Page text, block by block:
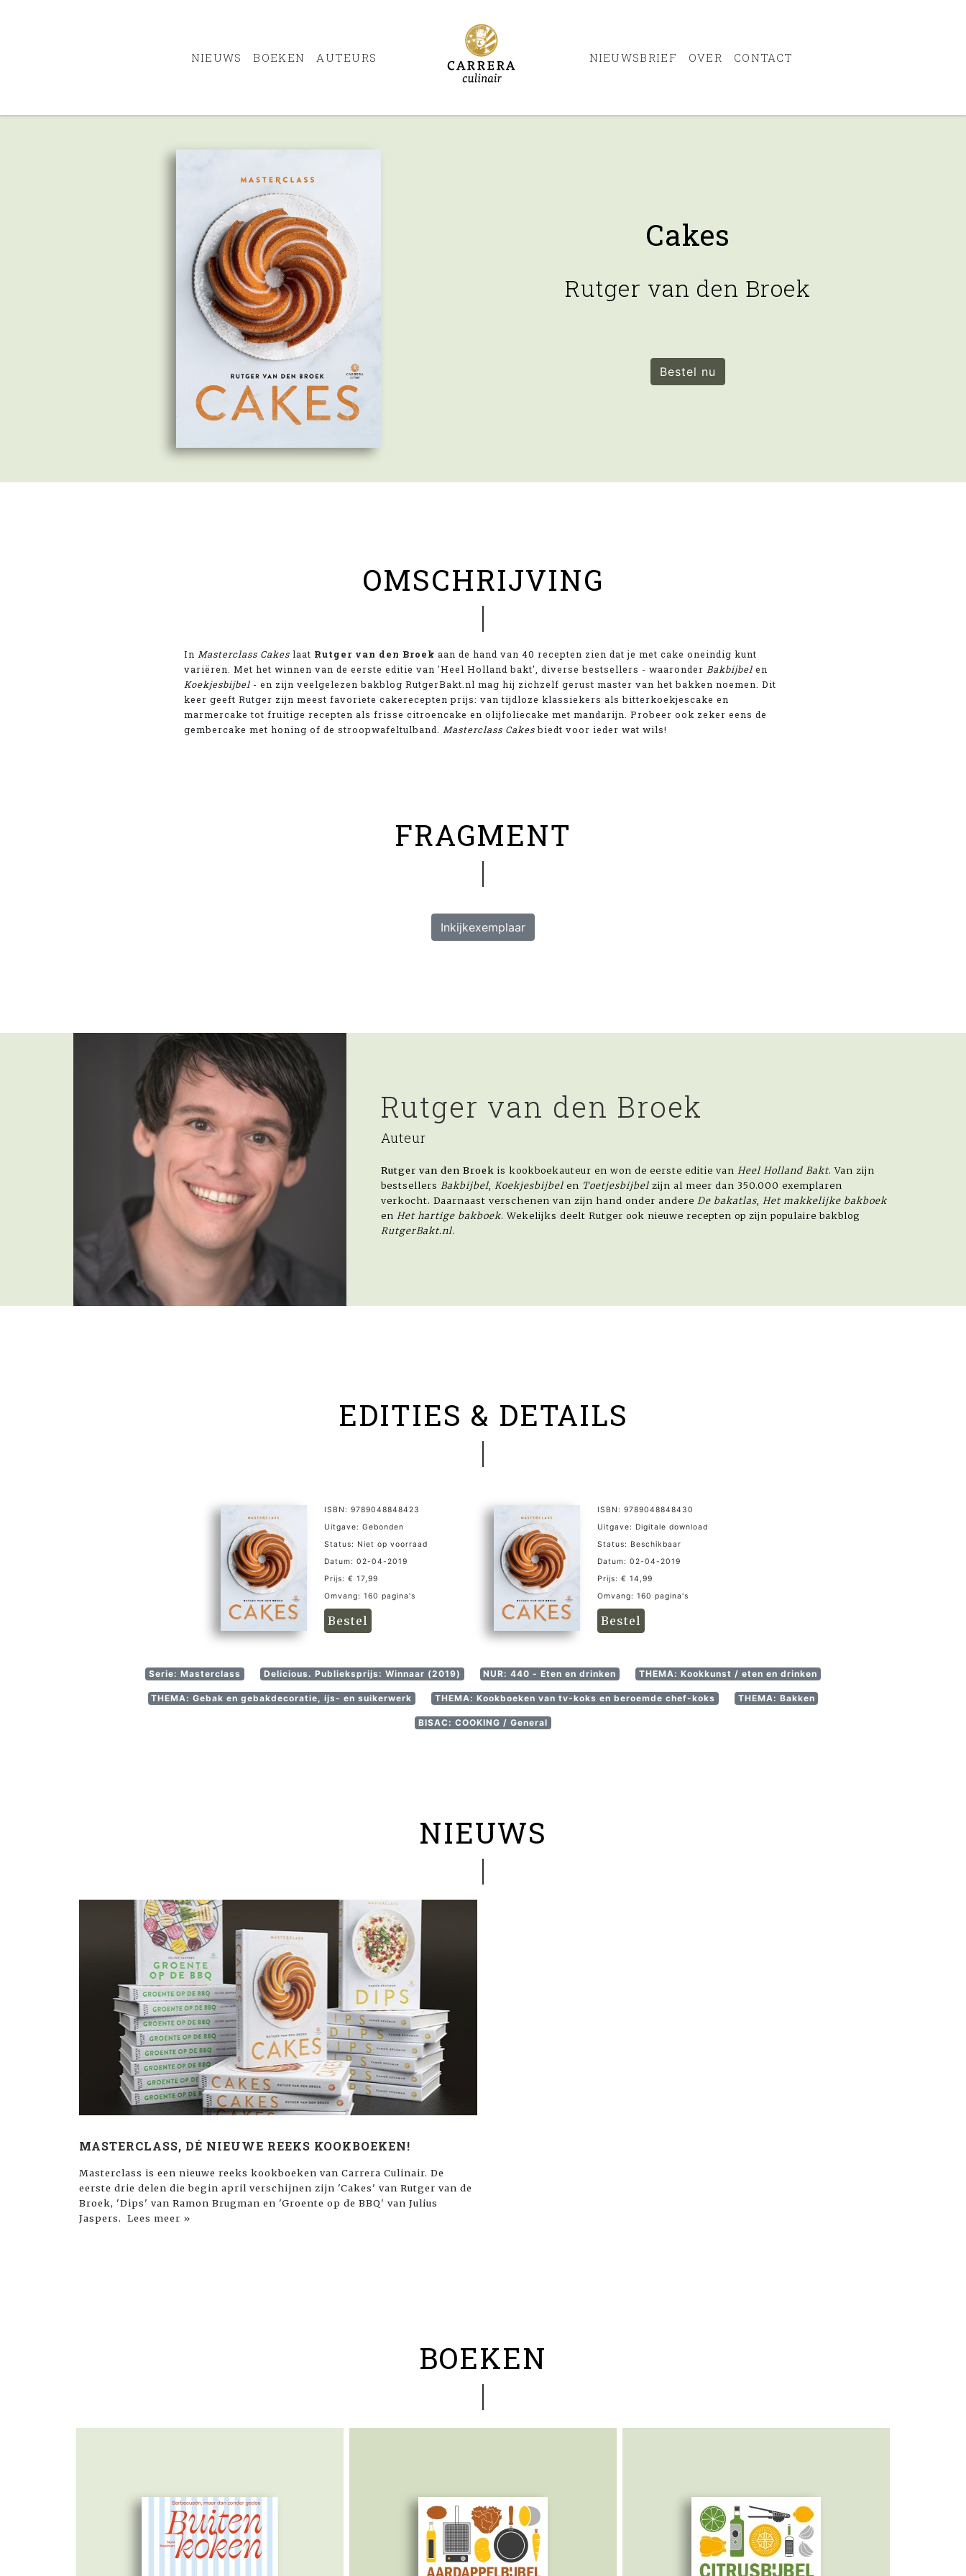
NIEUWS BOEKEN AUTEURS NIEUWSBRIEF OVER CONTACT
Cakes
Rutger van den Broek
Bestel nu
OMSCHRIJVING
In Masterclass Cakes laat Rutger van den Broek aan de hand van 40 recepten zien dat je met cake oneindig kunt
variëren. Met het winnen van de eerste editie van 'Heel Holland bakt', diverse bestsellers - waaronder Bakbijbel en
Koekjesbijbel - en zijn veelgelezen bakblog RutgerBakt.nl mag hij zichzelf gerust master van het bakken noemen. Dit
keer geeft Rutger zijn meest favoriete cakerecepten prijs: van tijdloze klassiekers als bitterkoekjescake en
marmercake tot fruitige recepten als frisse citroencake en olijfoliecake met mandarijn. Probeer ook zeker eens de
gembercake met honing of de stroopwafeltulband. Masterclass Cakesbiedt voor ieder wat wils!
FRAGMENT
Inkijkexemplaar
Rutger van den Broek
Auteur
Rutger van den Broek is kookboekauteur en won de eerste editie van Heel Holland Bakt. Van zijn
bestsellers Bakbijbel Koekjesbijbel en Toetjesbijbel zijn al meer dan 350.000 exemplaren
verkocht. Daarnaast verschenen van zijn hand onder andere De bakatlas
Het makkelijke bakboek
en Het hartige bakboek. Wekelijks deelt Rutger ook nieuwe recepten op zijn populaire bakblog
RutgerBakt.nl.
EDITIES & DETAILS
ISBN: 9789048848423
Uitgave: Gebonden
Status: Niet op voorraad
Datum: 02-04-2019
Prijs: € 17,99
Omvang: 160 pagina's
Bestel
ISBN: 9789048848430
Uitgave: Digitale download
Status: Beschikbaar
Datum: 02-04-2019
Prijs: € 14,99
Omvang: 160 pagina's
Bestel
Serie: Masterclass Delicious. Publieksprijs: Winnaar (2019) NUR: 440 - Eten en drinken THEMA: Kookkunst / eten en drinken
THEMA: Gebak en gebakdecoratie, ijs- en suikerwerk THEMA: Kookboeken van tv-koks en beroemde chef-koks THEMA: Bakken
BISAC: COOKING / General
NIEUWS
MASTERCLASS, DÉ NIEUWE REEKS KOOKBOEKEN!
Masterclass is een nieuwe reeks kookboeken van Carrera Culinair. De
eerste drie delen die begin april verschijnen zijn 'Cakes' van Rutger van de
Broek, 'Dips' van Ramon Brugman en 'Groente op de BBQ' van Julius
Jaspers. Lees meer »
BOEKEN